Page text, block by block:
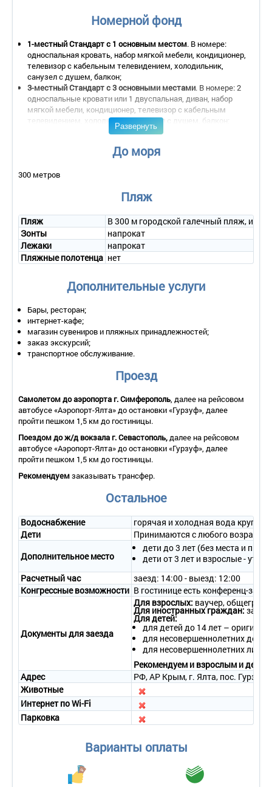
Номерной фонд
1-местный Стандарт с 1 основным местом. В номере:
односпальная кровать, набор мягкой мебели, кондиционер,
телевизор с кабельным телевидением, холодильник,
санузел с душем, балкон;
3-местный Стандарт с 3 основными местами. В номере: 2
односпальные кровати или 1 двуспальная, диван, набор
мягкой мебели, кондиционер, телевизор с кабельным
телевидением, холодильник, санузел с душем, балкон;
2-местный Стандарт СЕВЕРбез балкона с 2 основными
мебели, кондиционер, телевизор с кабельным
2-местный Стандарт СЕВЕР
мебели, кондиционер, телевизор с кабельным
2-местный Стандарт ЮГ без балкона с 2 основными
местами. В номере: 2 односпальные кровати, набор мягкой
мебели, кондиционер, телевизор с кабельным
телевидением, холодильник, санузел с душем;
2-местный Стандарт ЮГ с балконом с 2 основными
мебели, кондиционер, телевизор с кабельным
телевидением, холодильник, санузел с душем, балкон;
2-местный 2-комнатный Люкс с 2 основными местами и 1
доп. местом (диван)
мягкой мебели, кондиционер, телевизор с кабельным
телевидением, холодильник, санузел с душем, балкон.
Развернуть
До моря
300 метров
Пляж
Пляж
В 300 м городской галечный пляж,
Зонты
напрокат
Лежаки
напрокат
Пляжные полотенца нет
Дополнительные услуги
Бары, ресторан;
интернет-кафе;
магазин сувениров и пляжных принадлежностей;
заказ экскурсий;
транспортное обслуживание.
Проезд
Самолетом до аэропортаг. Симферополь, далее на рейсовом
автобусе «Аэропорт-Ялта» до остановки «Гурзуф», далее
пройти пешком 1,5 км до гостиницы.
Поездом до ж/д вокзалаг. Севастополь,далее на рейсовом
автобусе «Аэропорт-Ялта» до остановки «Гурзуф», далее
пройти пешком 1,5 км до гостиницы.
Рекомендуемзаказывать трансфер.
Остальное
Водоснабжение
горячая и холодная вода
Дети
Принимаются с любого возраста.
Дополнительное место
дети до 3 лет (без места и
дети от 3 лет и взрослые -
Расчетный час
заезд: 14:00 - выезд: 12:00
Конгрессные возможности В гостинице есть конференц-
Документы для заезда
Для взрослых: ваучер,
Для иностранных граждан:
Для детей:
для детей до 14 лет –
для несовершеннолетних
для несовершеннолетних лиц
Рекомендуем и взрослым и
Адрес
РФ, АР Крым, г. Ялта, пос. Гурзуф,
Животные
Интернет по Wi-Fi
Парковка
Варианты оплаты